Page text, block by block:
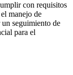
con requisitos
manejo de
seguimiento de
para el